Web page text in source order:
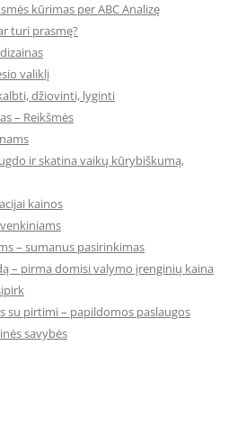
kūrimas per ABC Analizę
turi prasmę?
valiklį
džiovinti, lyginti
– Reikšmės
ir skatina vaikų kūrybiškumą,
kainos
– sumanus pasirinkimas
– pirma domisi valymo įrenginių kaina
su pirtimi – papildomos paslaugos
savybės